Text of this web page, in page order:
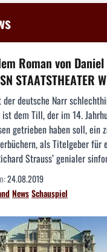
Roman von
STAATSTHEATER
deutsche Narr
dem Till, der im 14.
getrieben haben soll, ein
als Titelgeber für
Strauss’ genialer
24.08.2019
NewsSchauspiel